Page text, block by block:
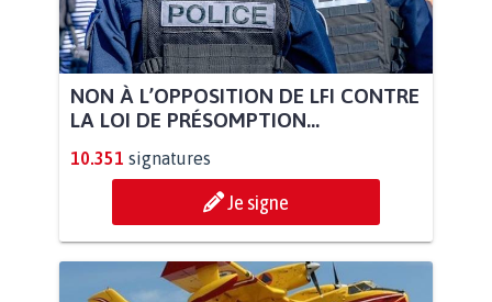
NON À L’OPPOSITION DE LFI CONTRE
LA LOI DE PRÉSOMPTION...
10.351 signatures
Je signe